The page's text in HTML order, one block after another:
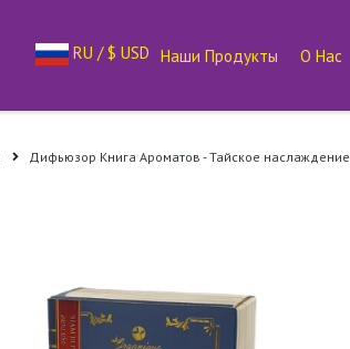
RU / $ USD Наши Продукты О Нас
Дифьюзор Книга Ароматов - Тайское